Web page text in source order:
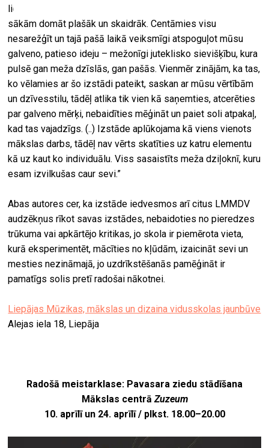
lielajām pārvērtībām darba gaita sāka plūst nedaudz ātrāk,
sākām domāt plašāk un skaidrāk. Centāmies visu
nesarežģīt un tajā pašā laikā veiksmīgi atspoguļot mūsu
galveno, patieso ideju – mežonīgi juteklisko sievišķību, kura
pulsē gan meža dzīslās, gan pašās. Vienmēr zinājām, ka tas,
ko vēlamies ar šo izstādi pateikt, saskan ar mūsu vērtībām
un dzīvesstilu, tādēļ atlika tik vien kā saņemties, atcerēties
par galveno mērķi, nebaidīties mēģināt un paiet soli atpakaļ,
kad tas vajadzīgs. (..) Izstāde aplūkojama kā viens vienots
mākslas darbs, tādēļ nav vērts skatīties uz katru elementu
kā uz kaut ko individuālu. Viss sasaistīts meža dziļoknī, kuru
esam izvilkušas caur sevi.”
Abas autores cer, ka izstāde iedvesmos arī citus LMMDV
audzēkņus rīkot savas izstādes, nebaidoties no pieredzes
trūkuma vai apkārtējo kritikas, jo skola ir piemērota vieta,
kurā eksperimentēt, mācīties no kļūdām, izaicināt sevi un
mesties nezināmajā, jo uzdrīkstēšanās pamēģināt ir
pamatīgs solis pretī radošai nākotnei.
Liepājas Mūzikas, mākslas un dizaina vidusskolas jaunbūve
Alejas iela 18, Liepāja
Radošā meistarklase: Pavasara ziedu stādīšana
Mākslas centrā Zuzeum
10. aprīlī un 24. aprīlī / plkst. 18.00–20.00